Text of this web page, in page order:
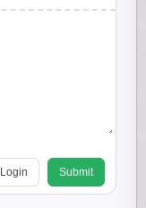
Login Submit